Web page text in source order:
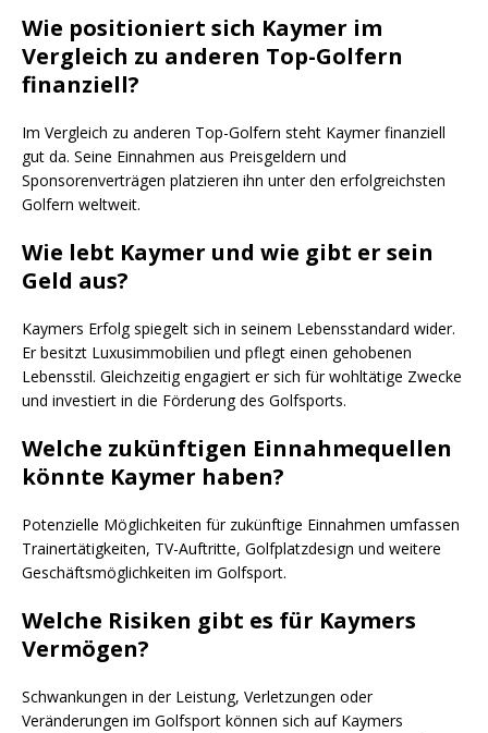
Wie positioniert sich Kaymer im
Vergleich zu anderen Top-Golfern
finanziell?
Im Vergleich zu anderen Top-Golfern steht Kaymer finanziell
gut da. Seine Einnahmen aus Preisgeldern und
Sponsorenverträgen platzieren ihn unter den erfolgreichsten
Golfern weltweit.
Wie lebt Kaymer und wie gibt er sein
Geld aus?
Kaymers Erfolg spiegelt sich in seinem Lebensstandard wider.
Er besitzt Luxusimmobilien und pflegt einen gehobenen
Lebensstil. Gleichzeitig engagiert er sich für wohltätige Zwecke
und investiert in die Förderung des Golfsports.
Welche zukünftigen Einnahmequellen
könnte Kaymer haben?
Potenzielle Möglichkeiten für zukünftige Einnahmen umfassen
Trainertätigkeiten, TV-Auftritte, Golfplatzdesign und weitere
Geschäftsmöglichkeiten im Golfsport.
Welche Risiken gibt es für Kaymers
Vermögen?
Schwankungen in der Leistung, Verletzungen oder
Veränderungen im Golfsport können sich auf Kaymers